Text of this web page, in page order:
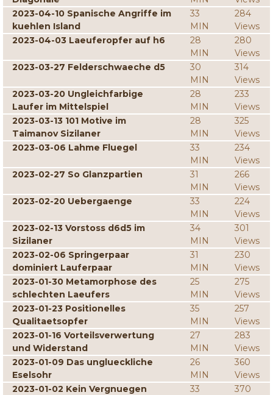
2023-04-10 Spanische Angriffe im
kuehlen Island
33
MIN
284
Views
2023-04-03 Laeuferopfer auf h6
28
MIN
280
Views
2023-03-27 Felderschwaeche d5
30
MIN
314
Views
2023-03-20 Ungleichfarbige
Laufer im Mittelspiel
28
MIN
233
Views
2023-03-13 101 Motive im
Taimanov Sizilaner
28
MIN
325
Views
2023-03-06 Lahme Fluegel
33
MIN
234
Views
2023-02-27 So Glanzpartien
31
MIN
266
Views
2023-02-20 Uebergaenge
33
MIN
224
Views
2023-02-13 Vorstoss d6d5 im
Sizilaner
34
MIN
301
Views
2023-02-06 Springerpaar
dominiert Lauferpaar
31
MIN
230
Views
2023-01-30 Metamorphose des
schlechten Laeufers
25
MIN
275
Views
2023-01-23 Positionelles
Qualitaetsopfer
35
MIN
257
Views
2023-01-16 Vorteilsverwertung
und Widerstand
27
MIN
283
Views
2023-01-09 Das unglueckliche
Eselsohr
26
MIN
360
Views
2023-01-02 Kein Vergnuegen
33
370